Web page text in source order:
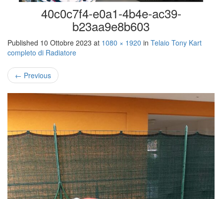
40c0c7f4-e0a1-4b4e-ac39-
b23aa9e8b603
Published 10 Ottobre 2023 at 1080 × 1920 in Telaio Tony Kart
completo di Radiatore
← Previous